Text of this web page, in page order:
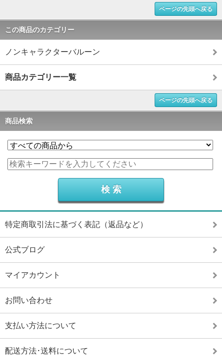
ページの先頭へ戻る
この商品のカテゴリー
ノンキャラクターバルーン
商品カテゴリー一覧
ページの先頭へ戻る
商品検索
特定商取引法に基づく表記（返品など）
公式ブログ
マイアカウント
お問い合わせ
支払い方法について
配送方法･送料について